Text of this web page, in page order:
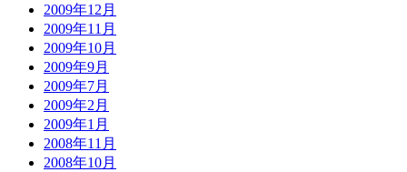
2009年12月
2009年11月
2009年10月
2009年9月
2009年7月
2009年2月
2009年1月
2008年11月
2008年10月